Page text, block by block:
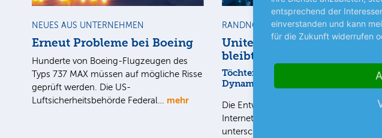
NEUES AUS UNTERNEHMEN
Erneut Probleme bei Boeing
Hunderte von Boeing-Flugzeugen des
Typs 737 MAX müssen auf mögliche Risse
geprüft werden. Die US-
Luftsicherheitsbehörde Federal… mehr
RANDNOTIZEN
United Internet-Familie
bleibt auf Kurs
Töchter mit unterschiedlicher
Dynamik
Die Entwicklung innerhalb der United-
Internet-Familie könnte derzeit kaum
unterschiedlicher ausfallen. Während
entsprechend der
einverstanden und kann
für die Zukunft widerrufen